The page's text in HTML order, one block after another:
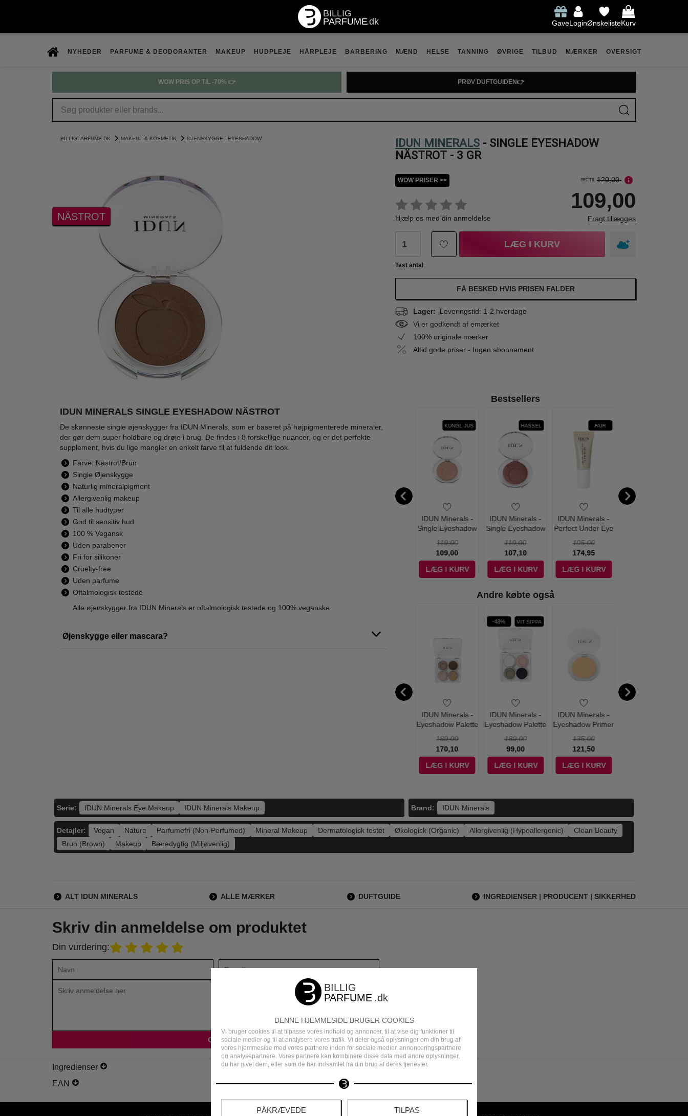
DENNE HJEMMESIDE BRUGER COOKIES
Vi bruger cookies til at tilpasse vores indhold og annoncer, til at vise dig funktioner til
sociale medier og til at analysere vores trafik. Vi deler også oplysninger om din brug af
vores hjemmeside med vores partnere inden for sociale medier, annonceringspartnere
og analysepartnere. Vores partnere kan kombinere disse data med andre oplysninger,
du har givet dem, eller som de har indsamlet fra din brug af deres tjenester.
PÅKRÆVEDE TILPAS
GaveLoginØnskelisteKurv
NYHEDER PARFUME & DEODORANTER MAKEUP HUDPLEJE HÅRPLEJE BARBERING MÆND HELSE TANNING ØVRIGE TILBUD MÆRKER OVERSIGT
WOW PRIS OP TIL -70% 👉 PRØV DUFTGUIDEN👉
BILLIGPARFUME.DK MAKEUP & KOSMETIK ØJENSKYGGE - EYESHADOW IDUN MINERALS - SINGLE EYESHADOW
NÄSTROT - 3 GR
NÄSTROT
WOW PRISER >>
Hjælp os med din anmeldelse
SET TIL 120,00
109,00
Fragt tillægges
Tast antal
LÆG I KURV
FÅ BESKED HVIS PRISEN FALDER
Lager: Leveringstid: 1-2 hverdage
Vi er godkendt af emærket
100% originale mærker
Altid gode priser - Ingen abonnement
IDUN MINERALS SINGLE EYESHADOW NÄSTROT
De skønneste single øjenskygger fra IDUN Minerals, som er baseret på højpigmenterede mineraler,
der gør dem super holdbare og drøje i brug. De findes i 8 forskellige nuancer, og er det perfekte
supplement, hvis du lige mangler en enkelt farve til at fuldende dit look.
Farve: Nästrot/Brun
Single Øjenskygge
Naturlig mineralpigment
Allergivenlig makeup
Til alle hudtyper
God til sensitiv hud
100 % Vegansk
Uden parabener
Fri for silikoner
Cruelty-free
Uden parfume
Oftalmologisk testede
Alle øjenskygger fra IDUN Minerals er oftalmologisk testede og 100% veganske
Øjenskygge eller mascara?
Bestsellers
IDUN Minerals -
Eyeshadow Palette
Norrlandssyren
189,00
179,00
LÆG I KURV
LIGHT PION GRANIT KUNGL JUS
IDUN Minerals -
Single Eyeshadow
119,00
109,00
LÆG I KURV
HASSEL
IDUN Minerals -
Single Eyeshadow
119,00
107,10
LÆG I KURV
FAIR
IDUN Minerals -
Perfect Under Eye
ml
195,00
174,95
LÆG I KURV
Andre købte også
IDUN Minerals -
Eyeshadow Palette
189,00
170,10
LÆG I KURV
-48% VIT SIPPA
IDUN Minerals -
Eyeshadow Palette
189,00
99,00
LÆG I KURV
IDUN Minerals -
Eyeshadow Primer
135,00
121,50
LÆG I KURV
Serie: IDUN Minerals Eye Makeup IDUN Minerals Makeup Brand: IDUN Minerals
Detajler: Vegan Nature Parfumefri (Non-Perfumed) Mineral Makeup Dermatologisk testet Økologisk (Organic) Allergivenlig (Hypoallergenic)
Clean Beauty
Brun (Brown)
Makeup Bæredygtig (Miljøvenlig)
ALT IDUN MINERALS ALLE MÆRKER DUFTGUIDE INGREDIENSER | PRODUCENT | SIKKERHED
Skriv din anmeldelse om produktet
Din vurdering:
Ingredienser
EAN